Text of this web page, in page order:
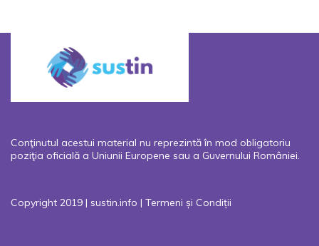
Conţinutul acestui material nu reprezintă în mod obligatoriu
poziţia oficială a Uniunii Europene sau a Guvernului României.
Copyright 2019 | sustin.info | Termeni și Condiții